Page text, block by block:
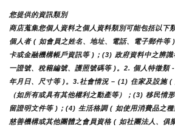
您提供的資訊類別
商店蒐集您個人資料之個人資料類別可能包括以
個人者 ( 如會員之姓名、地址、電話、電子郵件
卡或金融機構帳戶資訊等 )；(3) 政府資料中之辨
一證號、稅籍編號、護照號碼等 )。2. 個人特徵類
年月日、尺寸等 )。3.社會情況 – (1) 住家及設施
（如所有或具有其他權利之動產等）；(3) 移民情
留證明文件等 )；(4) 生活格調 ( 如使用消費品之
慈善機構或其他團體之會員資格 ( 如社團法人、俱